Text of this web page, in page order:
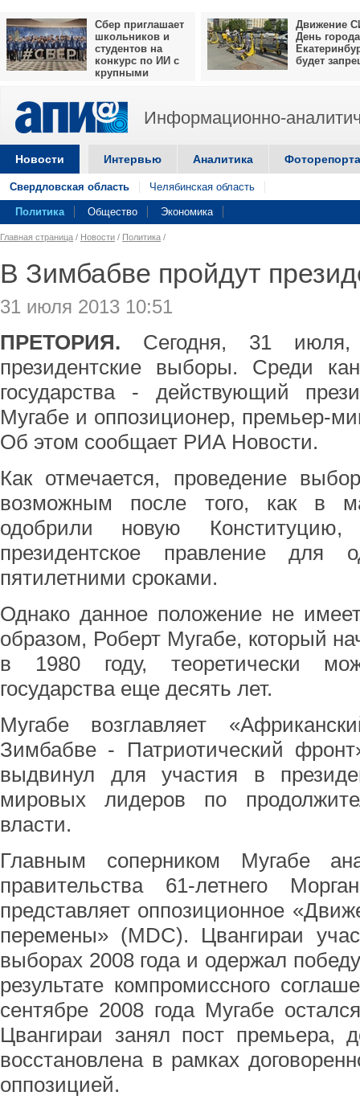
Сбер приглашает
школьников и
студентов на
конкурс по ИИ с
крупными
Движение
День города
будет
Информационно-
Новости Интервью Аналитика
Свердловская область Челябинская область
Политика Общество Экономика
Главная страница / Новости / Политика /
В Зимбабве пройдут
31 июля 2013 10:51
ПРЕТОРИЯ. Сегодня, 31 июля,
президентские выборы. Среди
государства - действующий
Мугабе и оппозиционер, премьер-
Об этом сообщает РИА Новости.
Как отмечается, проведение
возможным после того, как в
одобрили новую Конституцию,
президентское правление для
пятилетними сроками.
Однако данное положение не
образом, Роберт Мугабе, который
в 1980 году, теоретически
государства еще десять лет.
Мугабе возглавляет
Зимбабве - Патриотический
выдвинул для участия в
мировых лидеров по
власти.
Главным соперником Мугабе
правительства 61-летнего
представляет оппозиционное
перемены» (MDC). Цвангираи
выборах 2008 года и одержал
результате компромиссного
сентябре 2008 года Мугабе
Цвангираи занял пост премьера,
восстановлена в рамках
оппозицией.